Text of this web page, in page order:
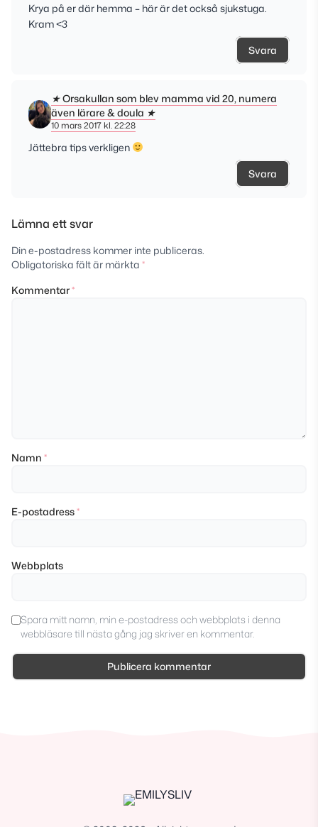
Krya på er där hemma – här är det också sjukstuga.
Kram <3
Svara
★ Orsakullan som blev mamma vid 20, numera
även lärare & doula ★
10 mars 2017 kl. 22:28
Jättebra tips verkligen
Svara
Lämna ett svar
Din e-postadress kommer inte publiceras.
Obligatoriska fält är märkta *
Kommentar*
Namn *
E-postadress*
Webbplats
Spara mitt namn, min e-postadress och webbplats i denna
webbläsare till nästa gång jag skriver en kommentar.